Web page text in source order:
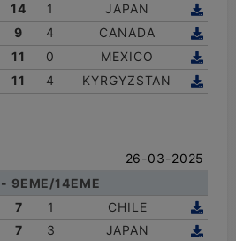
14 1
JAPAN
9 4
CANADA
11 0
MEXICO
11 4 KYRGYZSTAN
26-03-2025
- 9EME/14EME
7 1
CHILE
7 3
JAPAN